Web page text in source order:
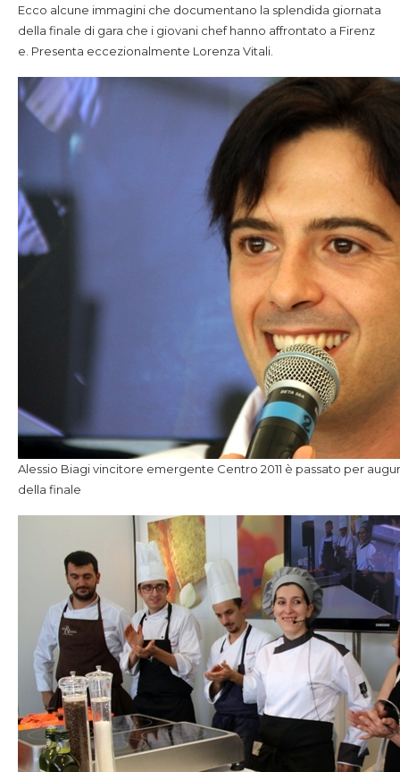
Ecco alcune immagini che documentano la splendida giornata
della finale di gara che i giovani chef hanno affrontato a Firenz
e. Presenta eccezionalmente Lorenza Vitali.
Alessio Biagi vincitore emergente Centro 2011 è passato per
della finale